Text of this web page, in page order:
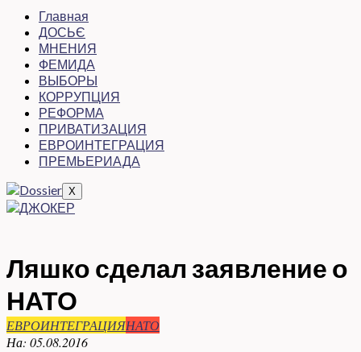
Главная
ДОСЬЄ
МНЕНИЯ
ФЕМИДА
ВЫБОРЫ
КОРРУПЦИЯ
РЕФОРМА
ПРИВАТИЗАЦИЯ
ЕВРОИНТЕГРАЦИЯ
ПРЕМЬЕРИАДА
X
Ляшко сделал заявление о
НАТО
ЕВРОИНТЕГРАЦИЯНАТО
На: 05.08.2016